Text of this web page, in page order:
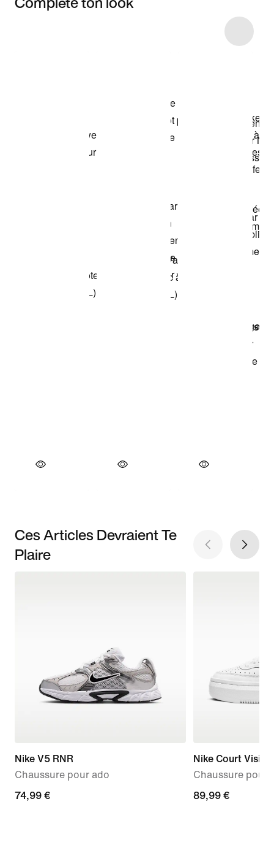
Ces Articles Devraient Te
Plaire
Nike V5 RNR
Chaussure pour ado
74,99 €
74,99 €
Nike Court
Chaussure pour
89,99 €
89,99 €